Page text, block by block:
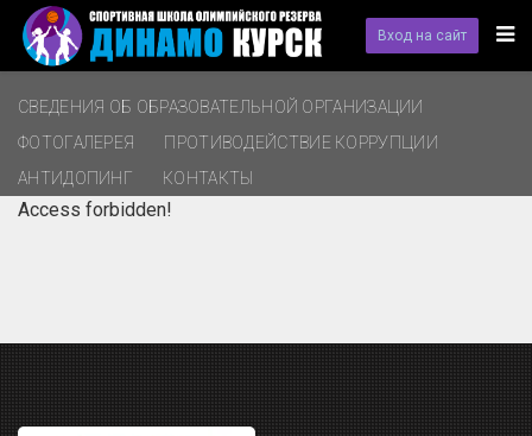
Вход на сайт
СВЕДЕНИЯ ОБ ОБРАЗОВАТЕЛЬНОЙ ОРГАНИЗАЦИИ
ФОТОГАЛЕРЕЯ
ПРОТИВОДЕЙСТВИЕ КОРРУПЦИИ
АНТИДОПИНГ
КОНТАКТЫ
Access forbidden!